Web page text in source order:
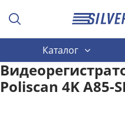
Каталог
Poliscan 4K A85-